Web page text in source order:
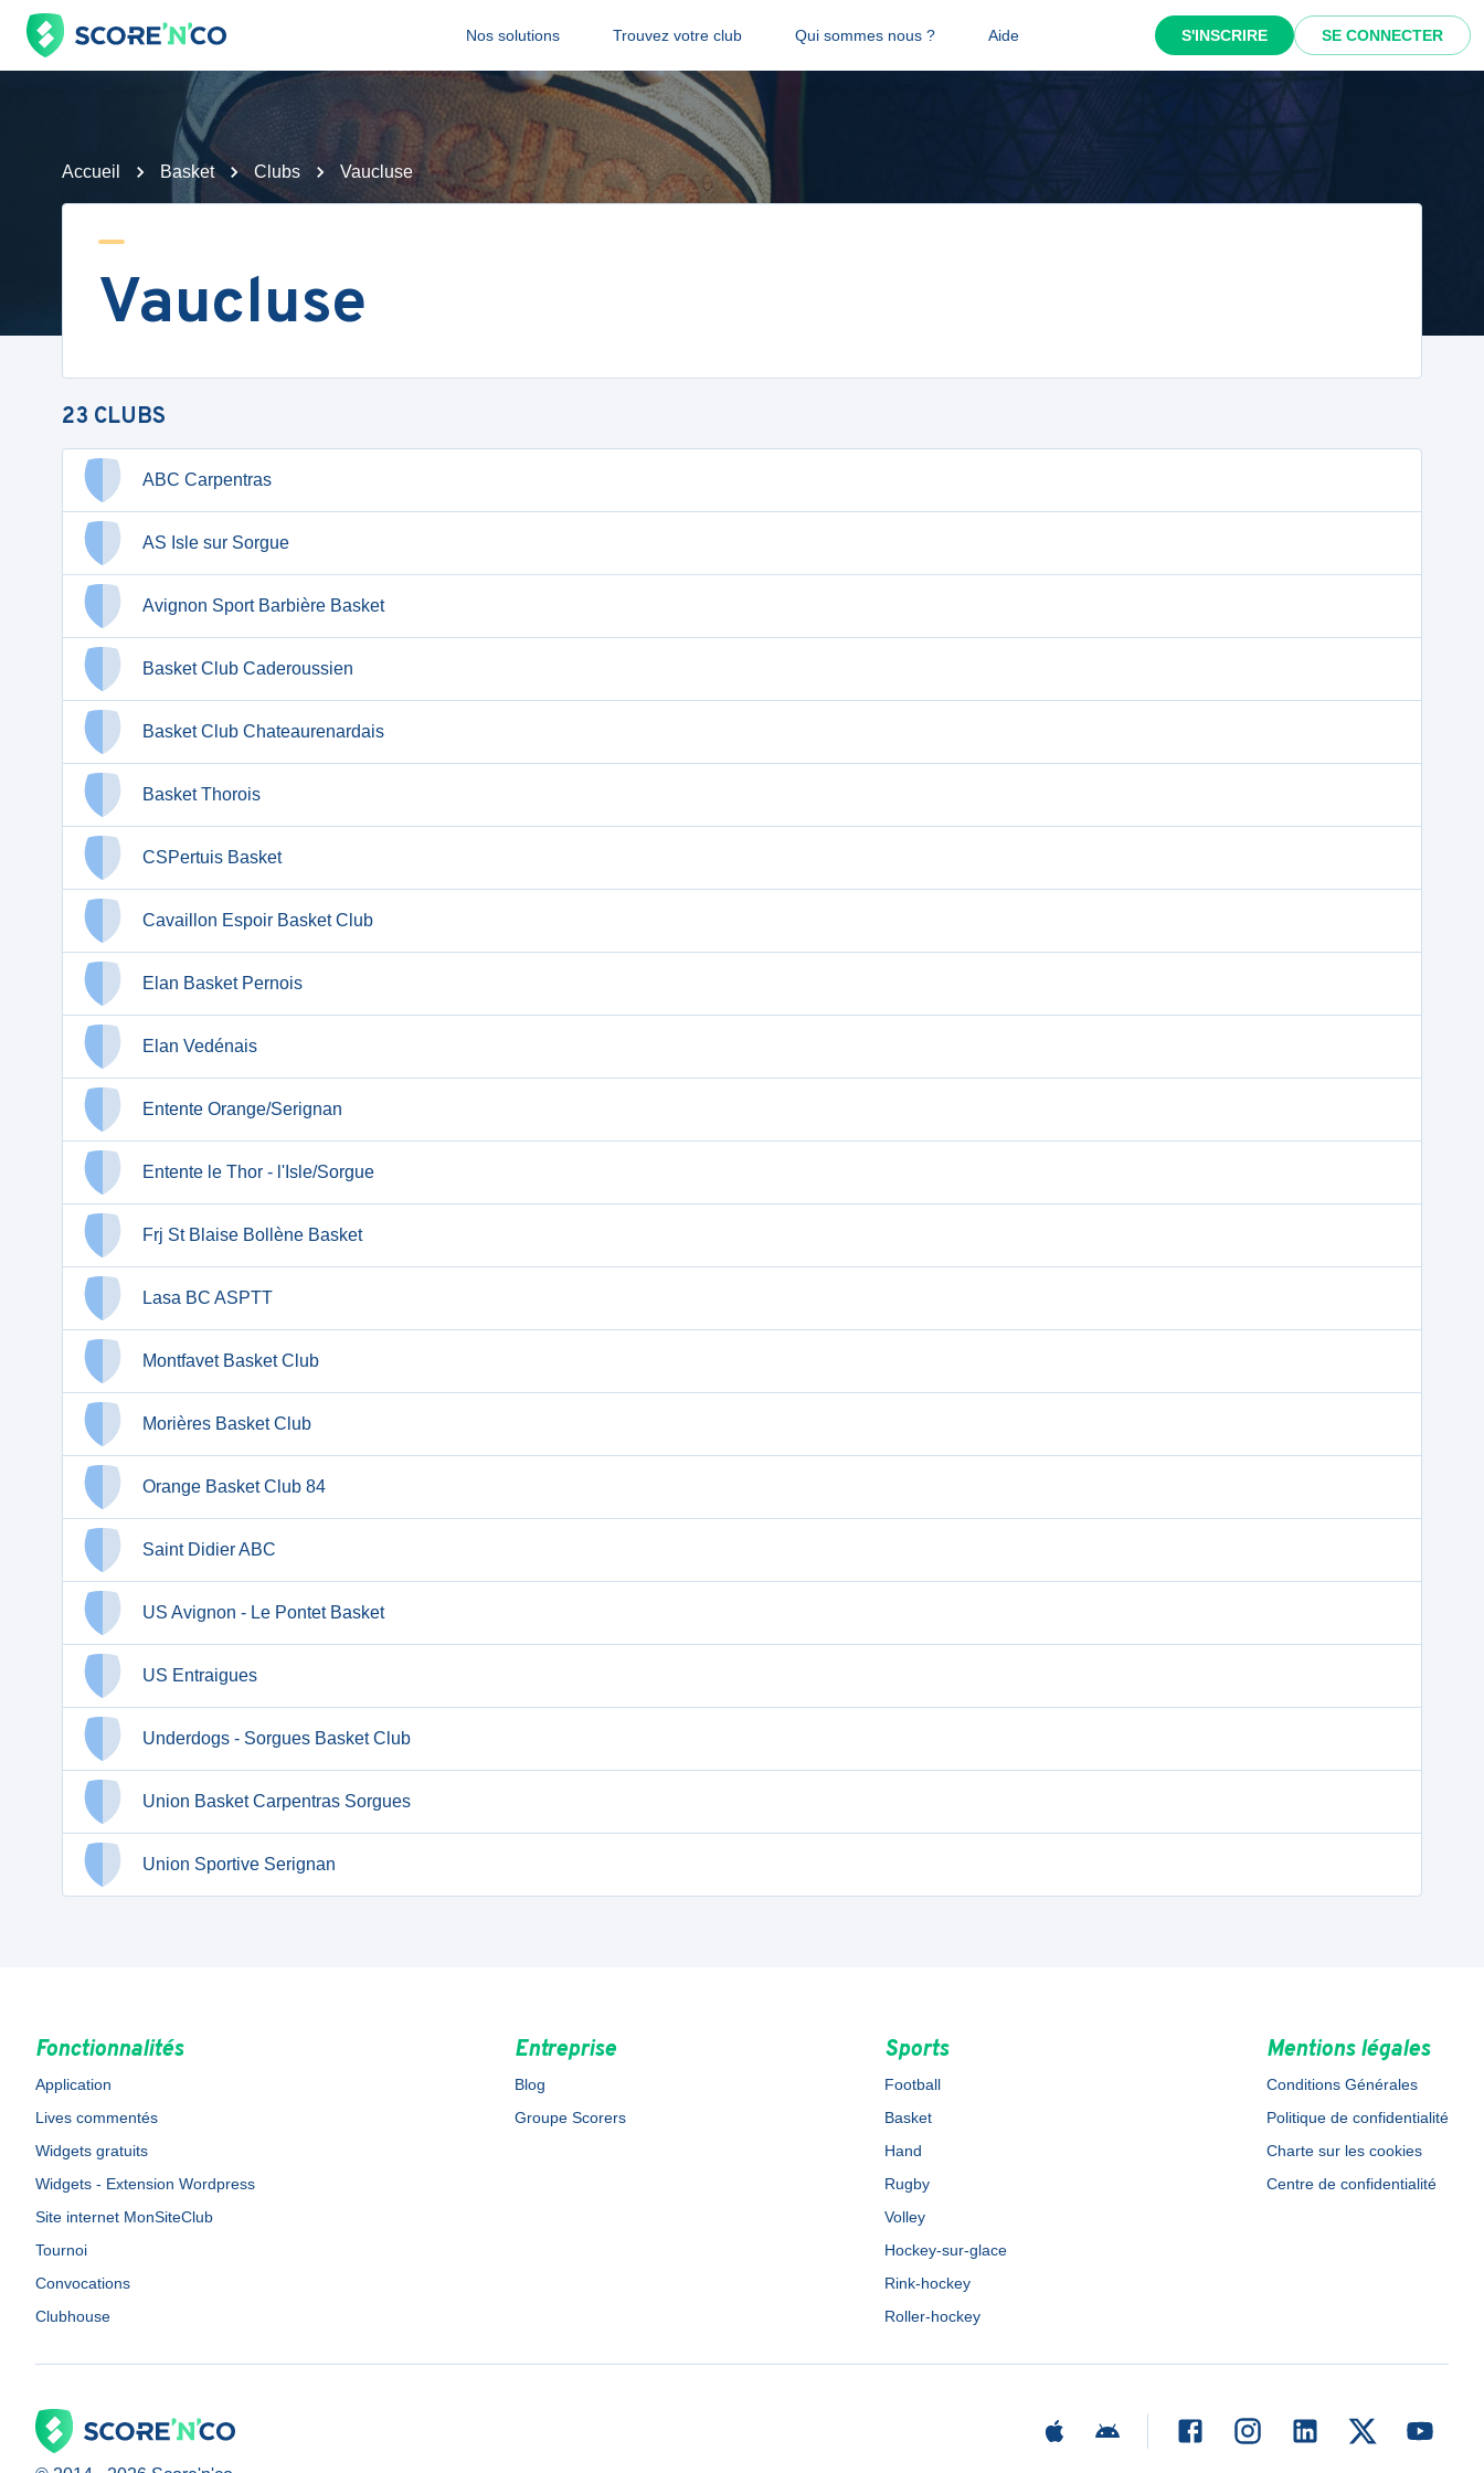
Nos solutions Trouvez votre club Qui sommes nous ? Aide S'INSCRIRE SE CONNECTER
Accueil Basket Clubs Vaucluse
Vaucluse
23 CLUBS
ABC Carpentras
AS Isle sur Sorgue
Avignon Sport Barbière Basket
Basket Club Caderoussien
Basket Club Chateaurenardais
Basket Thorois
CSPertuis Basket
Cavaillon Espoir Basket Club
Elan Basket Pernois
Elan Vedénais
Entente Orange/Serignan
Entente le Thor - l'Isle/Sorgue
Frj St Blaise Bollène Basket
Lasa BC ASPTT
Montfavet Basket Club
Morières Basket Club
Orange Basket Club 84
Saint Didier ABC
US Avignon - Le Pontet Basket
US Entraigues
Underdogs - Sorgues Basket Club
Union Basket Carpentras Sorgues
Union Sportive Serignan
Fonctionnalités
Application
Lives commentés
Widgets gratuits
Widgets - Extension Wordpress
Site internet MonSiteClub
Tournoi
Convocations
Clubhouse
Entreprise
Blog
Groupe Scorers
Sports
Football
Basket
Hand
Rugby
Volley
Hockey-sur-glace
Rink-hockey
Roller-hockey
Mentions légales
Conditions Générales
Politique de confidentialité
Charte sur les cookies
Centre de confidentialité